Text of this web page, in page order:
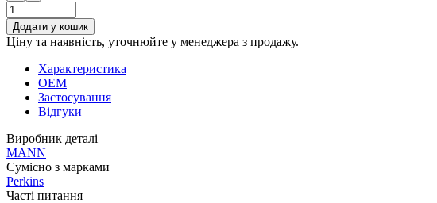
Додати у кошик
Ціну та наявність, уточнюйте у менеджера з продажу.
Характеристика
OEM
Застосування
Відгуки
Виробник деталі
MANN
Сумісно з марками
Perkins
Часті питання